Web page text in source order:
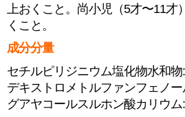
上おくこと。尚小児（5才〜11才
くこと。
成分分量
セチルピリジニウム塩化物水和物
デキストロメトルファンフェノ
グアヤコールスルホン酸カリウム